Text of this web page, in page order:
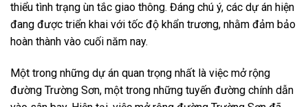
thiểu tình trạng ùn tắc giao thông. Đáng chú ý, các dự án hiện
đang được triển khai với tốc độ khẩn trương, nhằm đảm bảo
hoàn thành vào cuối năm nay.
Một trong những dự án quan trọng nhất là việc mở rộng
đường Trường Sơn, một trong những tuyến đường chính dẫn